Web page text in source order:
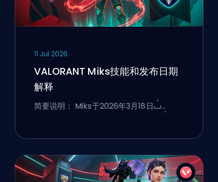
11 Jul 2026
VALORANT Miks技能和发布日期
解释
简要说明： Miks于2026年3月18日ࢷ…